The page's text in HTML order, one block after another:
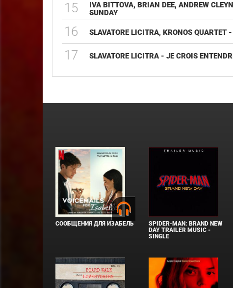
15
IVA BITTOVA, BRIAN DEE, ANDREW
SUNDAY
16 SLAVATORE LICITRA, KRONOS QUARTET -
17 SLAVATORE LICITRA - JE CROIS
СООБЩЕНИЯ ДЛЯ ИЗАБЕЛЬ
SPIDER-MAN: BRAND NEW
DAY TRAILER MUSIC -
SINGLE